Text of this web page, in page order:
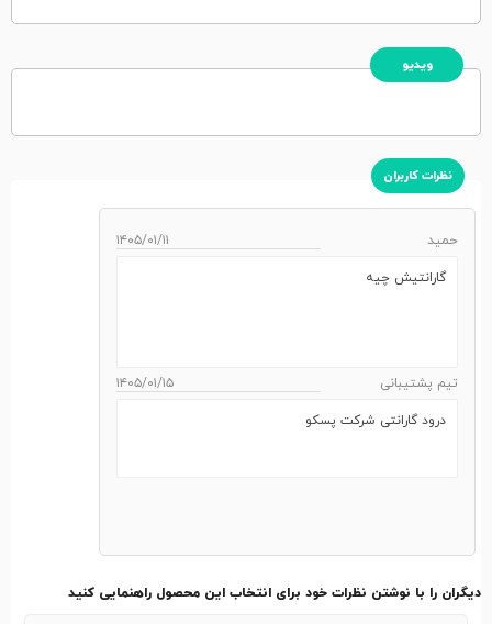
ویدیو
نظرات کاربران
حمید ۱۴۰۵/۰۱/۱۱
گارانتیش چیه
تیم پشتیبانی ۱۴۰۵/۰۱/۱۵
درود گارانتی شرکت پسکو
دیگران را با نوشتن نظرات خود برای انتخاب این محصول راهنمایی کنید